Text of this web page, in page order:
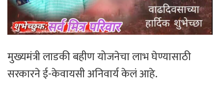
मुख्यमंत्री लाडकी बहीण योजनेचा लाभ घेण्यासाठी
सरकारने ई-केवायसी अनिवार्य केलं आहे.